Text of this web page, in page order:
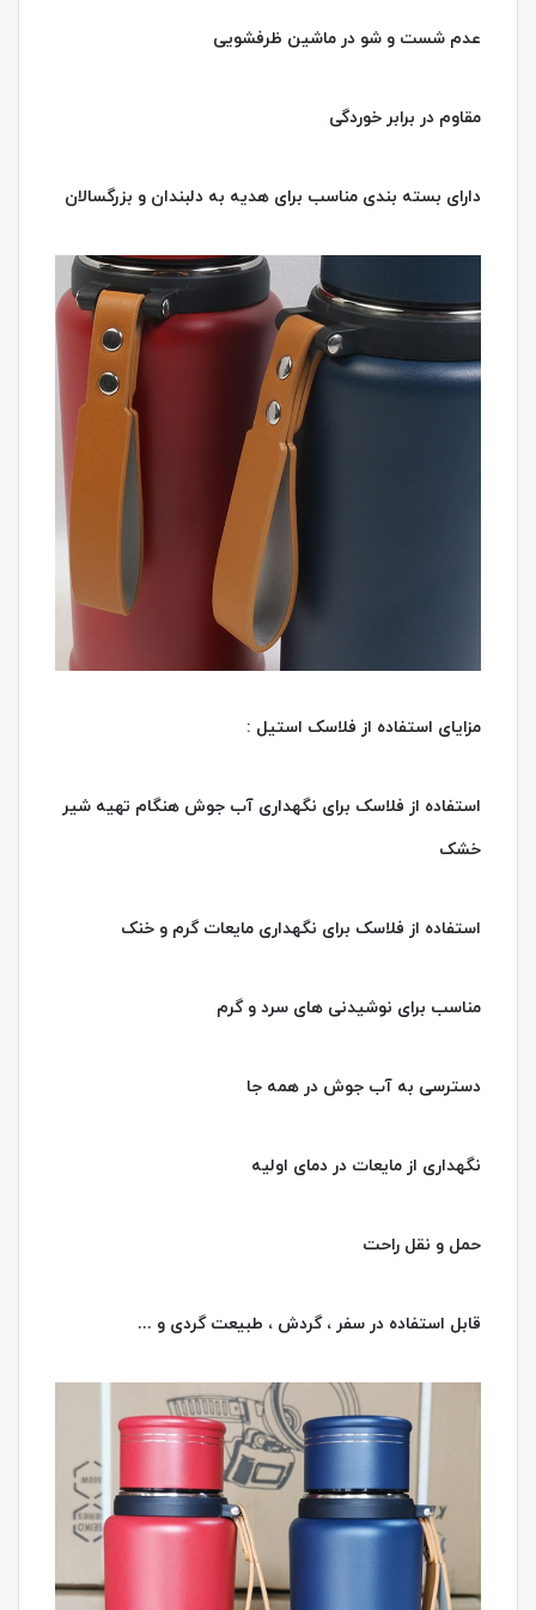
عدم شست و شو در ماشین ظرفشویی
مقاوم در برابر خوردگی
دارای بسته بندی مناسب برای هدیه به دلبندان و بزرگسالان
مزایای استفاده از فلاسک استیل :
استفاده از فلاسک برای نگهداری آب جوش هنگام تهیه شیر
خشک
استفاده از فلاسک برای نگهداری مایعات گرم و خنک
مناسب برای نوشیدنی های سرد و گرم
دسترسی به آب جوش در همه جا
نگهداری از مایعات در دمای اولیه
حمل و نقل راحت
قابل استفاده در سفر ، گردش ، طبیعت گردی و ...